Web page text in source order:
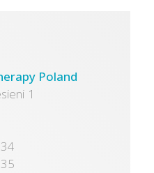
Poland
1